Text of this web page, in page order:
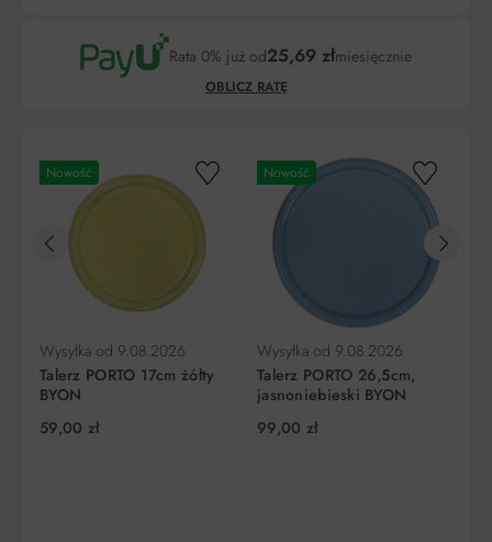
Rata 0% już od25,69 złmiesięcznie
OBLICZ RATĘ
rata
5
0% 385,24 zł
10 0% 385,24 zł
0% 385,24 zł
Nowość
Wysyłka od 9.08.2026
Talerz PORTO 17cm żółty
BYON
59,00 zł
Nowość
Wysyłka od 9.08.2026
Talerz PORTO 26,5cm,
jasnoniebieski BYON
99,00 zł